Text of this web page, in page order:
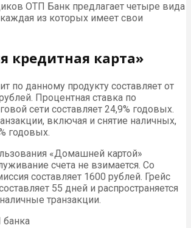
ОТП Банк предлагает четыре вида
из которых имеет свои
кредитная карта»
по данному продукту составляет от
Процентная ставка по
сети составляет 24,9% годовых.
включая и снятие наличных,
годовых.
«Домашней картой»
счета не взимается. Со
составляет 1600 рублей. Грейс
55 дней и распространяется
транзакции.
банка